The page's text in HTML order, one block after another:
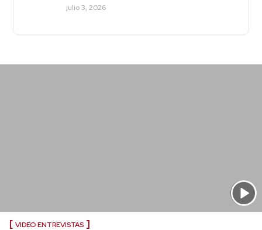
julio 3, 2026
VIDEO ENTREVISTAS